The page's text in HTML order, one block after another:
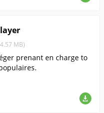
MB)
prenant en charge to